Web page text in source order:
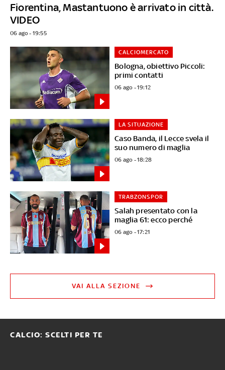
Fiorentina, Mastantuono è arrivato in città.
VIDEO
06 ago - 19:55
Bologna, obiettivo Piccoli:
primi contatti
CALCIOMERCATO
06 ago - 19:12
Caso Banda, il Lecce svela il
suo numero di maglia
LA SITUAZIONE
06 ago - 18:28
Salah presentato con la
maglia 61: ecco perché
TRABZONSPOR
06 ago - 17:21
VAI ALLA SEZIONE
CALCIO: SCELTI PER TE